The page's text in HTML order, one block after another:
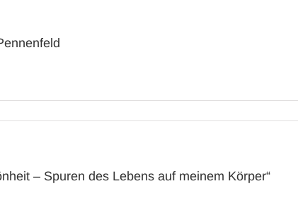
– Spuren des Lebens auf meinem Körper“